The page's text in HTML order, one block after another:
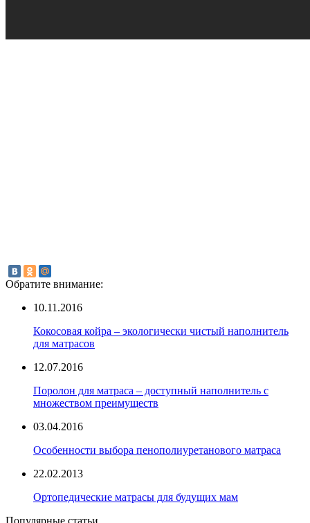
Обратите внимание:
10.11.2016
Кокосовая койра – экологически чистый наполнитель
для матрасов
12.07.2016
Поролон для матраса – доступный наполнитель с
множеством преимуществ
03.04.2016
Особенности выбора пенополиуретанового матраса
22.02.2013
Ортопедические матрасы для будущих мам
Популярные статьи